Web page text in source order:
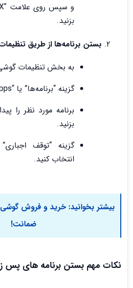
بزنید.
بستن برنامه‌ها از طریق
به بخش تنظیمات
گزینه “برنامه‌ها” یا “Apps” را انتخاب کنید.
برنامه مورد نظر را
بزنید.
انتخاب کنید.
بیشتر بخوانید:خرید و فروش گوشی
ضمانت!
نکات مهم بستن برنامه های پس